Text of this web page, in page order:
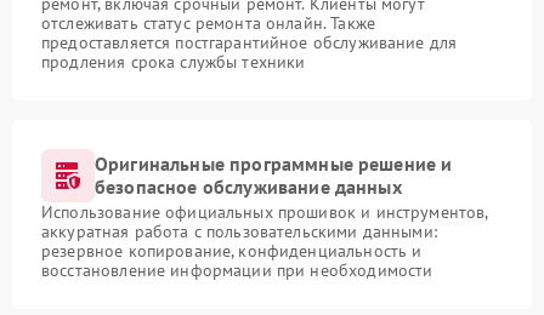
отслеживать статус ремонта онлайн. Также
предоставляется постгарантийное обслуживание для
продления срока службы техники
Оригинальные программные решение и
безопасное обслуживание данных
Использование официальных прошивок и инструментов,
аккуратная работа с пользовательскими данными:
резервное копирование, конфиденциальность и
восстановление информации при необходимости